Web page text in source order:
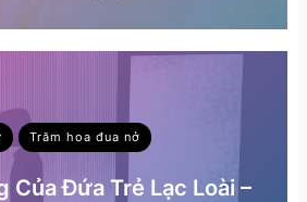
Trăm hoa đua nở
Của Đứa Trẻ Lạc Loài –